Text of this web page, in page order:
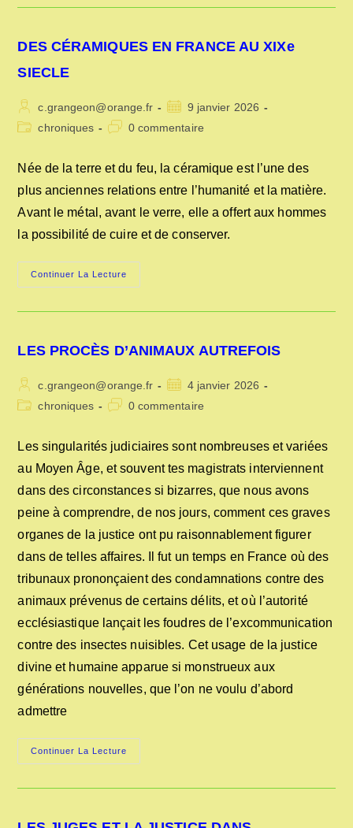
1850
DES CÉRAMIQUES EN FRANCE AU XIXe
SIECLE
Auteur/autrice
de
c.grangeon@orange.fr
Publication
publiée :
9 janvier 2026
Postchroniques
Commentaires
publication :
0 commentaire
Née de la terre et du feu, la céramique est l’une des
plus anciennes relations entre l’humanité et la matière.
Avant le métal, avant le verre, elle a offert aux hommes
la possibilité de cuire et de conserver.
Continuer La Lecture
CÉRAMIQUES
LES PROCÈS D’ANIMAUX AUTREFOIS
Auteur/autrice
de
c.grangeon@orange.fr
Publication
publiée :
4 janvier 2026
Postchroniques
Commentaires
publication :
0 commentaire
Les singularités judiciaires sont nombreuses et variées
au Moyen Âge, et souvent tes magistrats interviennent
dans des circonstances si bizarres, que nous avons
peine à comprendre, de nos jours, comment ces graves
organes de la justice ont pu raisonnablement figurer
dans de telles affaires. Il fut un temps en France où des
tribunaux prononçaient des condamnations contre des
animaux prévenus de certains délits, et où l’autorité
ecclésiastique lançait les foudres de l’excommunication
contre des insectes nuisibles. Cet usage de la justice
divine et humaine apparue si monstrueux aux
générations nouvelles, que l’on ne voulu d’abord
admettre
Continuer La Lecture
PROCÈS